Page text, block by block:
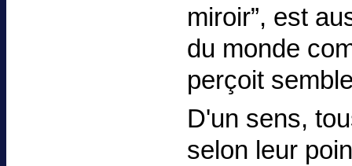
miroir”, est
du monde
perçoit
D'un sens,
selon leur